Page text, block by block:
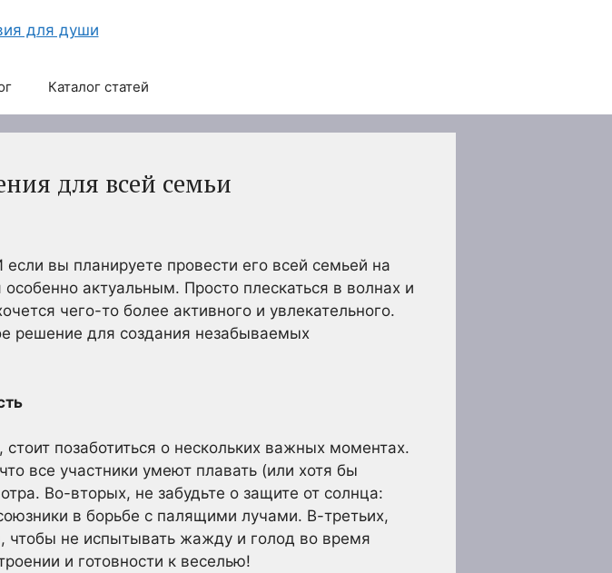
Каталог статей
для всей семьи
вы планируете провести его всей семьей на
актуальным. Просто плескаться в волнах и
чего-то более активного и увлекательного.
решение для создания незабываемых
позаботиться о нескольких важных моментах.
все участники умеют плавать (или хотя бы
Во-вторых, не забудьте о защите от солнца:
в борьбе с палящими лучами. В-третьих,
чтобы не испытывать жажду и голод во время
и готовности к веселью!